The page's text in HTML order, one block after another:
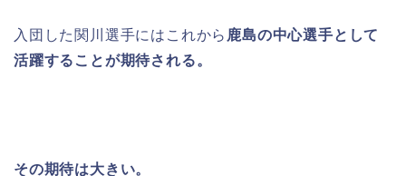
入団した関川選手にはこれから 鹿島の中心選手として
活躍することが期待される。
その期待は大きい。